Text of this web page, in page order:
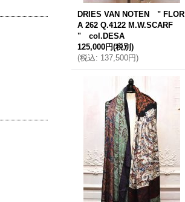
DRIES VAN NOTEN " FLOR
A 262 Q.4122 M.W.SCARF
" col.DESA
125,000円(税別)
(税込: 137,500円)